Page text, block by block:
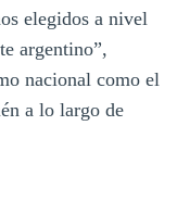
elegidos a nivel
argentino”,
nacional como el
a lo largo de